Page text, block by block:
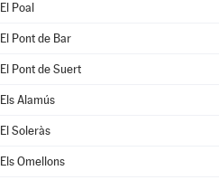
El Poal
El Pont de Bar
El Pont de Suert
Els Alamús
El Soleràs
Els Omellons